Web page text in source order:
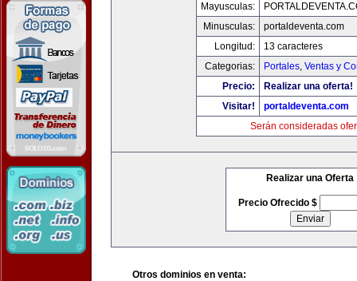
Mayusculas:
Minusculas:
portaldeventa.com
Longitud:
13 caracteres
Categorias:
Portales, Ventas y
Precio:
Realizar una oferta!
Visitar!
portaldeventa.com
Serán consideradas
Realizar una Oferta
Precio Ofrecido $
Otros dominios en venta: